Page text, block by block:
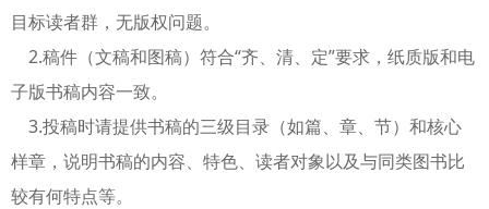
目标读者群，无版权问题。
2.稿件（文稿和图稿）符合“齐、清、定”要求，纸质版和电
子版书稿内容一致。
3.投稿时请提供书稿的三级目录（如篇、章、节）和核心
样章，说明书稿的内容、特色、读者对象以及与同类图书比
较有何特点等。